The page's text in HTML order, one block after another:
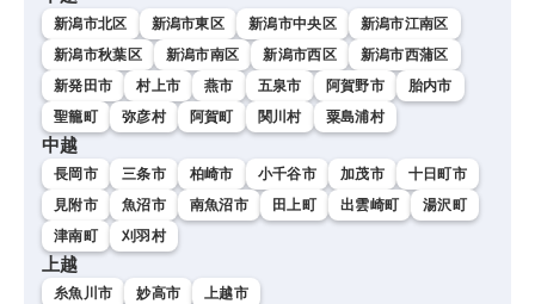
新潟市北区 新潟市東区 新潟市中央区
新潟市江南区
新潟市秋葉区
新潟市南区 新潟市西区
新潟市西蒲区
新発田市
村上市 燕市 五泉市 阿賀野市
胎内市
聖籠町
弥彦村 阿賀町 関川村 粟島浦村
中越
長岡市 三条市 柏崎市 小千谷市 加茂市
十日町市
見附市
魚沼市 南魚沼市 田上町 出雲崎町
湯沢町
津南町
刈羽村
上越
糸魚川市 妙高市 上越市